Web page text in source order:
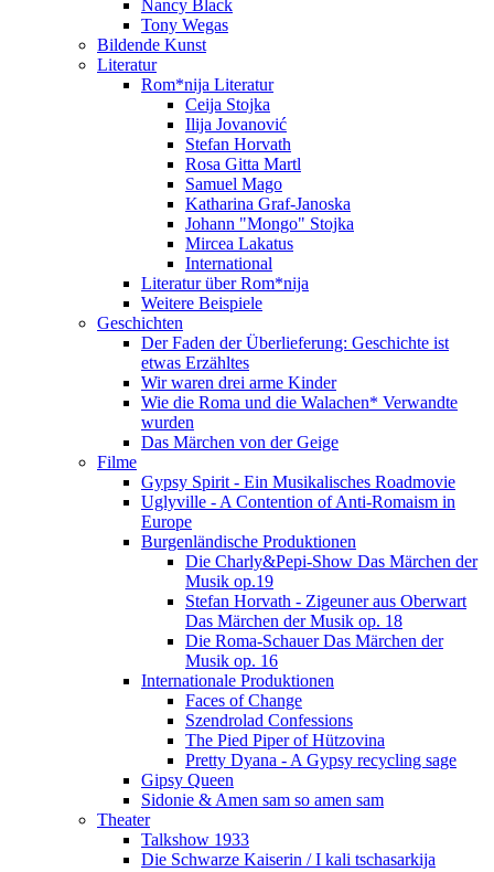
Nancy Black
Tony Wegas
Bildende Kunst
Literatur
Rom*nija Literatur
Ceija Stojka
Ilija Jovanović
Stefan Horvath
Rosa Gitta Martl
Samuel Mago
Katharina Graf-Janoska
Johann "Mongo" Stojka
Mircea Lakatus
International
Literatur über Rom*nija
Weitere Beispiele
Geschichten
Der Faden der Überlieferung: Geschichte ist
etwas Erzähltes
Wir waren drei arme Kinder
Wie die Roma und die Walachen* Verwandte
wurden
Das Märchen von der Geige
Filme
Gypsy Spirit - Ein Musikalisches Roadmovie
Uglyville - A Contention of Anti-Romaism in
Europe
Burgenländische Produktionen
Die Charly&Pepi-Show Das Märchen der
Musik op.19
Stefan Horvath - Zigeuner aus Oberwart
Das Märchen der Musik op. 18
Die Roma-Schauer Das Märchen der
Musik op. 16
Internationale Produktionen
Faces of Change
Szendrolad Confessions
The Pied Piper of Hützovina
Pretty Dyana - A Gypsy recycling sage
Gipsy Queen
Sidonie & Amen sam so amen sam
Theater
Talkshow 1933
Die Schwarze Kaiserin / I kali tschasarkija